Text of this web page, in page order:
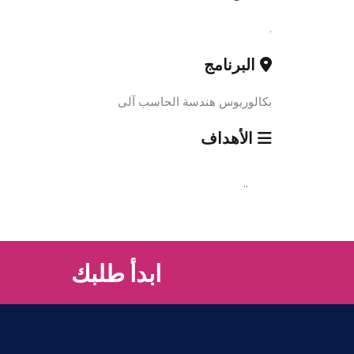
.
البرنامج
بكالوريوس هندسة الحاسب آلى
الأهداف
..
ابدأ طلبك